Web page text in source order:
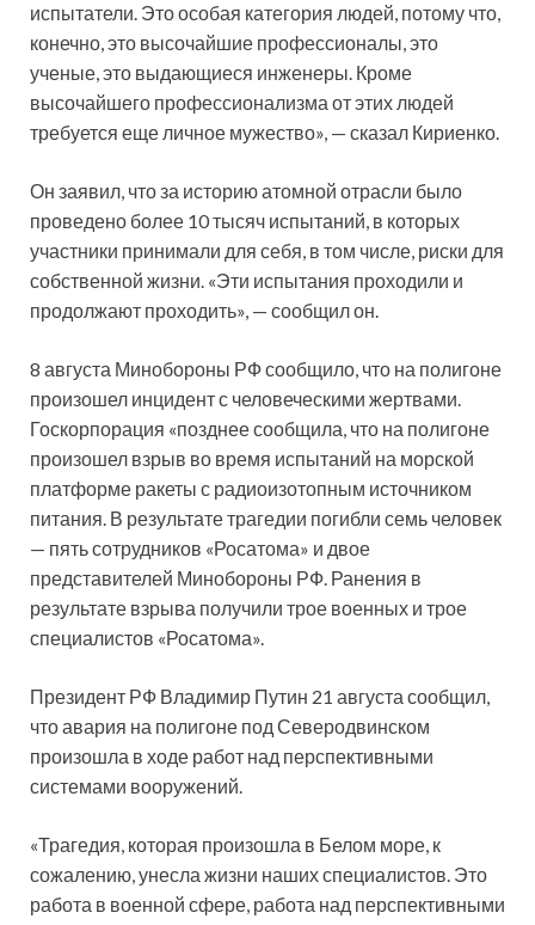
испытатели. Это особая категория людей, потому что,
конечно, это высочайшие профессионалы, это
ученые, это выдающиеся инженеры. Кроме
высочайшего профессионализма от этих людей
требуется еще личное мужество», — сказал Кириенко.
Он заявил, что за историю атомной отрасли было
проведено более 10 тысяч испытаний, в которых
участники принимали для себя, в том числе, риски для
собственной жизни. «Эти испытания проходили и
продолжают проходить», — сообщил он.
8 августа Минобороны РФ сообщило, что на полигоне
произошел инцидент с человеческими жертвами.
Госкорпорация «позднее сообщила, что на полигоне
произошел взрыв во время испытаний на морской
платформе ракеты с радиоизотопным источником
питания. В результате трагедии погибли семь человек
— пять сотрудников «Росатома» и двое
представителей Минобороны РФ. Ранения в
результате взрыва получили трое военных и трое
специалистов «Росатома».
Президент РФ Владимир Путин 21 августа сообщил,
что авария на полигоне под Северодвинском
произошла в ходе работ над перспективными
системами вооружений.
«Трагедия, которая произошла в Белом море, к
сожалению, унесла жизни наших специалистов. Это
работа в военной сфере, работа над перспективными